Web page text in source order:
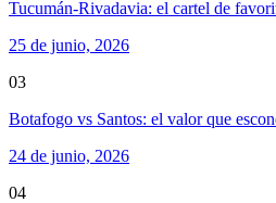
Tucumán-Rivadavia: el cartel de
25 de junio, 2026
03
Botafogo vs Santos: el valor que
24 de junio, 2026
04